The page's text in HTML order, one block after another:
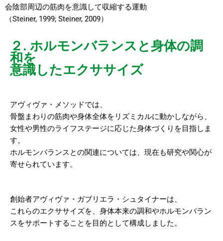
会陰部周辺の筋肉を意識して収縮する運動
（Steiner, 1999; Steiner, 2009）
２. ホルモンバランスと身体の調
和を
意識したエクササイズ
アヴィヴァ・メソッドでは、
骨盤まわりの筋肉や身体全体をリズミカルに動かしながら、
女性や男性のライフステージに応じた身体づくりを目指しま
す。
ホルモンバランスとの関連については、現在も研究や関心が
寄せられています。
創始者アヴィヴァ・ガブリエラ・シュタイナーは、
これらのエクササイズを、身体本来の調和やホルモンバラン
スをサポートすることを目的として構成しました。